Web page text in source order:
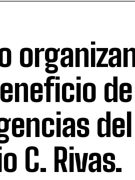
del
C. Rivas.